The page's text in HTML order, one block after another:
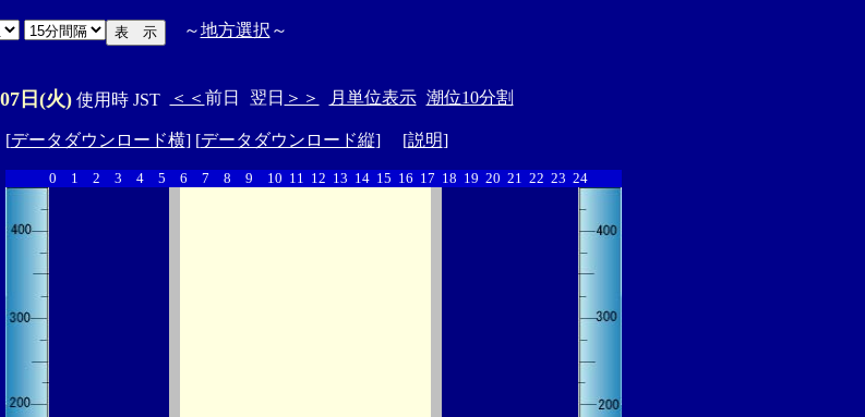
～地方選択 ～
日(火)使用時 JST ＜＜ 前日 翌日 ＞＞ 月単位表示 潮位10分割
[データダウンロード横] [データダウンロード縦] [説明]
0 1 2 3 4 5 6 7 8 9 10 11 12 13 14 15 16 17 18 19 20 21 22 23 24